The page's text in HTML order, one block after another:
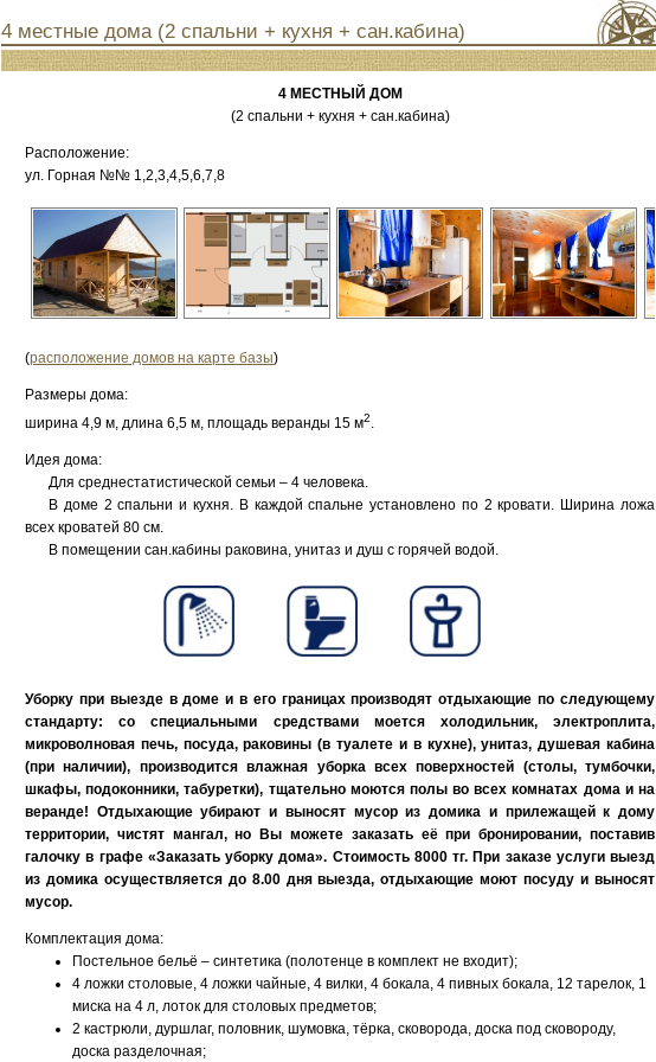
4 местные дома (2 спальни + кухня + сан.кабина)
4 МЕСТНЫЙ ДОМ
(2 спальни + кухня + сан.кабина)
Расположение:
ул. Горная №№ 1,2,3,4,5,6,7,8
(расположение домов на карте базы)
Размеры дома:
ширина 4,9 м, длина 6,5 м, площадь веранды 15 м2.
Идея дома:
Для среднестатистической семьи – 4 человека.
В доме 2 спальни и кухня. В каждой спальне установлено по 2 кровати. Ширина ложа
всех кроватей 80 см.
В помещении сан.кабины раковина, унитаз и душ с горячей водой.
Уборку при выезде в доме и в его границах производят отдыхающие по следующему
стандарту: со специальными средствами моется холодильник, электроплита,
микроволновая печь, посуда, раковины (в туалете и в кухне), унитаз, душевая кабина
(при наличии), производится влажная уборка всех поверхностей (столы, тумбочки,
шкафы, подоконники, табуретки), тщательно моются полы во всех комнатах дома и на
веранде! Отдыхающие убирают и выносят мусор из домика и прилежащей к дому
территории, чистят мангал, но Вы можете заказать её при бронировании, поставив
галочку в графе «Заказать уборку дома». Стоимость 8000 тг. При заказе услуги выезд
из домика осуществляется до 8.00 дня выезда, отдыхающие моют посуду и выносят
мусор.
Комплектация дома:
Постельное бельё – синтетика (полотенце в комплект не входит);
4 ложки столовые, 4 ложки чайные, 4 вилки, 4 бокала, 4 пивных бокала, 12 тарелок, 1
миска на 4 л, лоток для столовых предметов;
2 кастрюли, дуршлаг, половник, шумовка, тёрка, сковорода, доска под сковороду,
доска разделочная;